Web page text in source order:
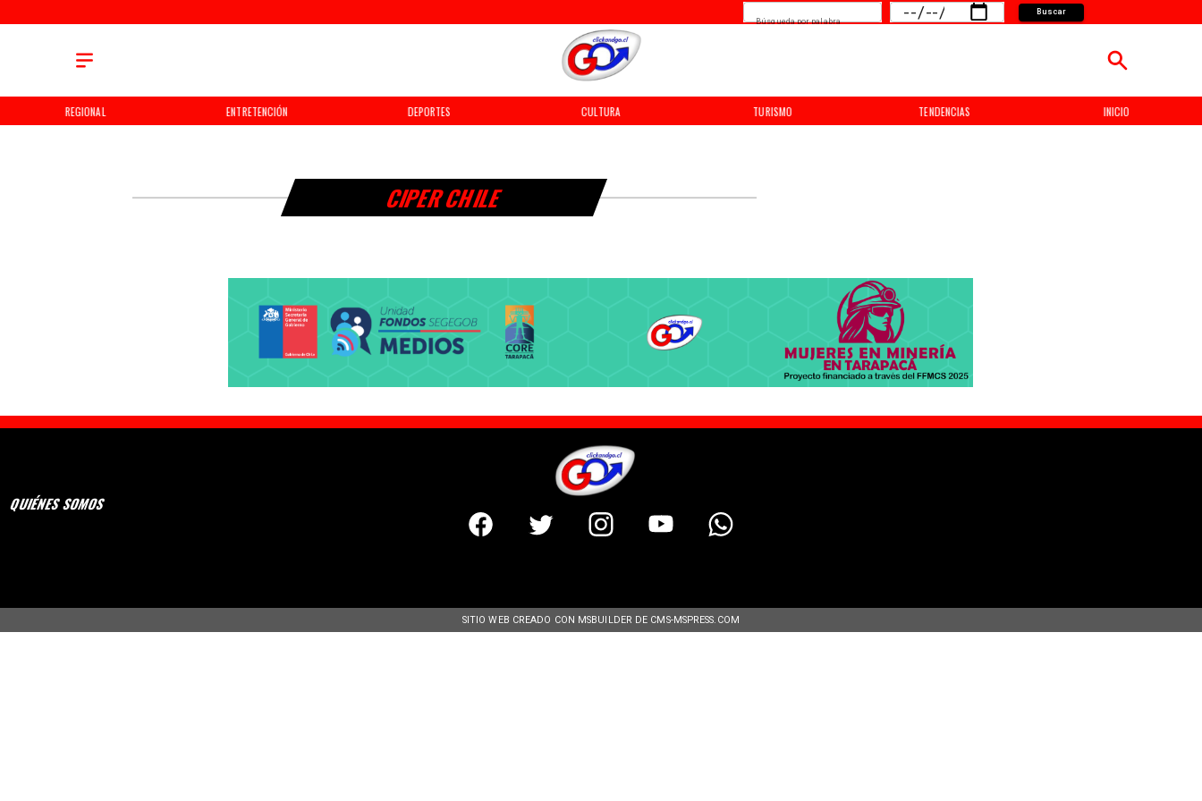
REGIONAL ENTRETENCIÓN DEPORTES CULTURA TURISMO TENDENCIAS INICIO
Buscar
Búsqueda por palabra
CIPER CHILE
SITIO WEB CREADO CON MSBUILDER DE CMS-MSPRESS.COM
QUIÉNES SOMOS